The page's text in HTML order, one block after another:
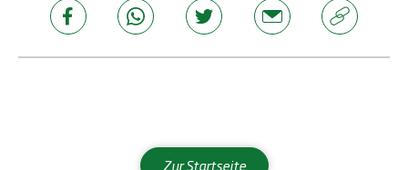
Zur Startseite